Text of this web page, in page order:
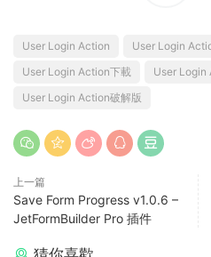
User Login Action
User Login
User Login Action下載
User Login
User Login Action破解版
上一篇
Save Form Progress v1.0.6 –
JetFormBuilder Pro 插件